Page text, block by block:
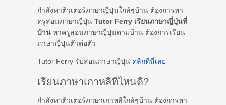
กำลังหาติวเตอร์ภาษาญี่ปุ่นใกล้ๆบ้าน ต้องการหา
ครูสอนภาษาญี่ปุ่น Tutor Ferry เรียนภาษาญี่ปุ่นที่
บ้าน หาครูสอนภาษาญี่ปุ่นตามบ้าน ต้องการเรียน
ภาษาญี่ปุ่นตัวต่อตัว
Tutor Ferry รับสอนภาษาญี่ปุ่น คลิกที่นี่เลย
เรียนภาษาเกาหลีที่ไหนดี?
กำลังหาติวเตอร์ภาษาเกาหลีใกล้ๆบ้าน ต้องการหา